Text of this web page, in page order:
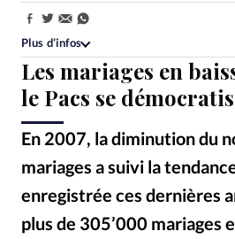
Société
Monde
Bible
Toute l'actualité
Se connecter
CHF
Les mariages en
le Pacs se
En 2007, la diminution du
mariages a suivi la
enregistrée ces dernières
plus de 305’000 mariages
Partager:
Plus d’infos